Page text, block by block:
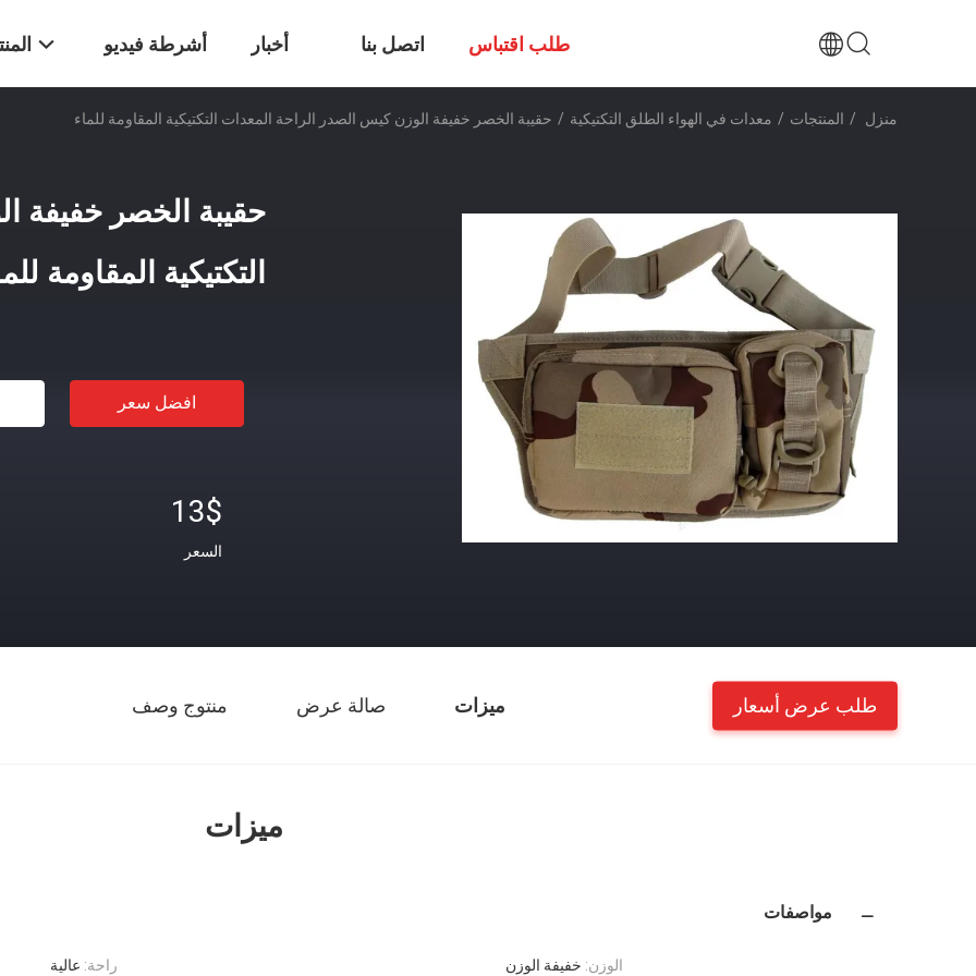
أشرطة فيديو أخبار اتصل بنا طلب اقتباس
منزل / المنتجات / معدات في الهواء الطلق التكتيكية / حقيبة الخصر خفيفة الوزن كيس الصدر الراحة المعدات التكتيكية المقاومة للماء
حقيبة الخصر خفيفة
التكتيكية المقاومة
افضل سعر
13$
السعر
ميزات صالة عرض منتوج وصف طلب عرض أسعار
ميزات
مواصفات
راحة: عالية الوزن: خفيفة الوزن